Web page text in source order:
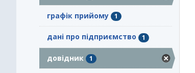
графік прийому 1
дані про підприємство 1
довідник 1